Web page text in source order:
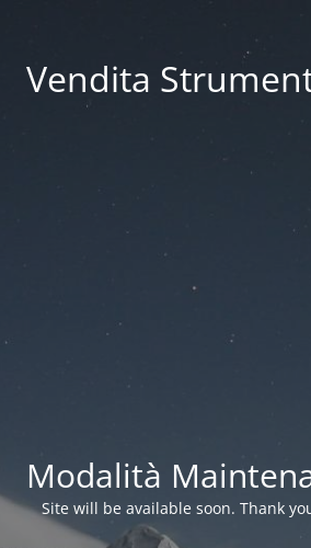
Vendita
Modalità
Site will be available soon. Thank